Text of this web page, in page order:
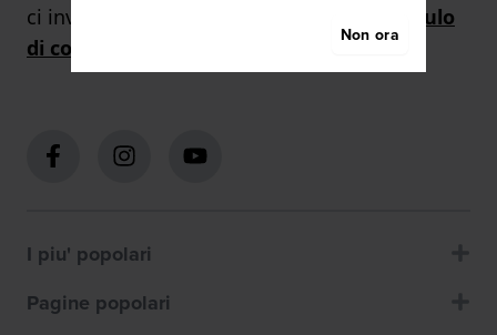
ci invii una richiesta tramite
modulo
di contatto
I piu' popolari
Pagine popolari
Non ora